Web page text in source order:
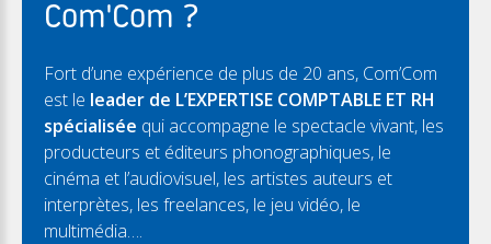
Com'Com ?
Fort d’une expérience de plus de 20 ans, Com’Com
est le leader de L’EXPERTISE COMPTABLE ET RH
spécialisée qui accompagne le spectacle vivant, les
producteurs et éditeurs phonographiques, le
cinéma et l’audiovisuel, les artistes auteurs et
interprètes, les freelances, le jeu vidéo, le
multimédia….